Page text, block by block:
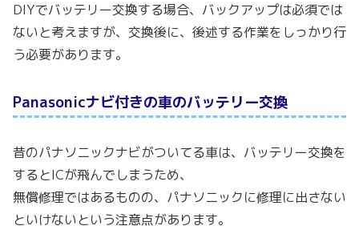
DIYでバッテリー交換する場合、バックアップは必須では
ないと考えますが、交換後に、後述する作業をしっかり行
う必要があります。
Panasonicナビ付きの車のバッテリー交換
昔のパナソニックナビがついてる車は、バッテリー交換を
するとICが飛んでしまうため、
無償修理ではあるものの、パナソニックに修理に出さない
といけないという注意点があります。